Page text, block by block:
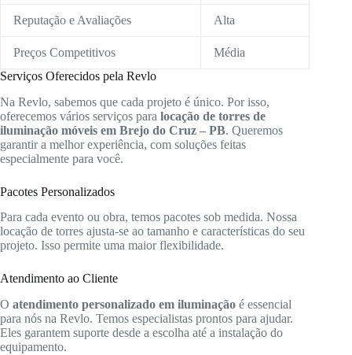
Reputação e Avaliações Alta
Preços Competitivos
Média
Serviços Oferecidos pela Revlo
Na Revlo, sabemos que cada projeto é único. Por isso,
oferecemos vários serviços para locação de torres de
iluminação móveis em Brejo do Cruz – PB. Queremos
garantir a melhor experiência, com soluções feitas
especialmente para você.
Pacotes Personalizados
Para cada evento ou obra, temos pacotes sob medida. Nossa
locação de torres ajusta-se ao tamanho e características do seu
projeto. Isso permite uma maior flexibilidade.
Atendimento ao Cliente
O atendimento personalizado em iluminação é essencial
para nós na Revlo. Temos especialistas prontos para ajudar.
Eles garantem suporte desde a escolha até a instalação do
equipamento.